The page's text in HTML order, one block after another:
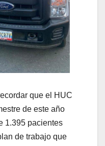
que el HUC
de este año
1.395 pacientes
de trabajo que